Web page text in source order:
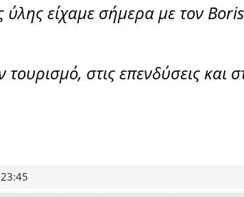
είχαμε σήμερα με τον Boris
στις επενδύσεις και